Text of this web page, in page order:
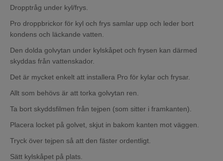
Dropptråg under kyl/frys.
Pro droppbrickor för kyl och frys samlar upp och leder bort
kondens och läckande vatten.
Den dolda golvytan under kylskåpet och frysen kan därmed
skyddas från vattenskador.
Det är mycket enkelt att installera Pro för kylar och frysar.
Allt som behövs är att torka golvytan ren.
Ta bort skyddsfilmen från tejpen (som sitter i framkanten).
Placera locket på golvet, skjut in bakom kanten mot väggen.
Tryck över tejpen så att den fäster ordentligt.
Sätt kylskåpet på plats.